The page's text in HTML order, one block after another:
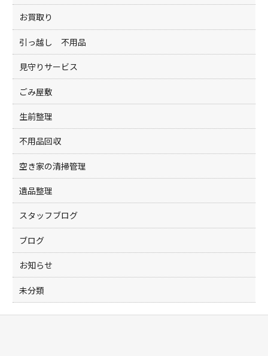
お買取り
引っ越し 不用品
見守りサービス
ごみ屋敷
生前整理
不用品回収
空き家の清掃管理
遺品整理
スタッフブログ
ブログ
お知らせ
未分類